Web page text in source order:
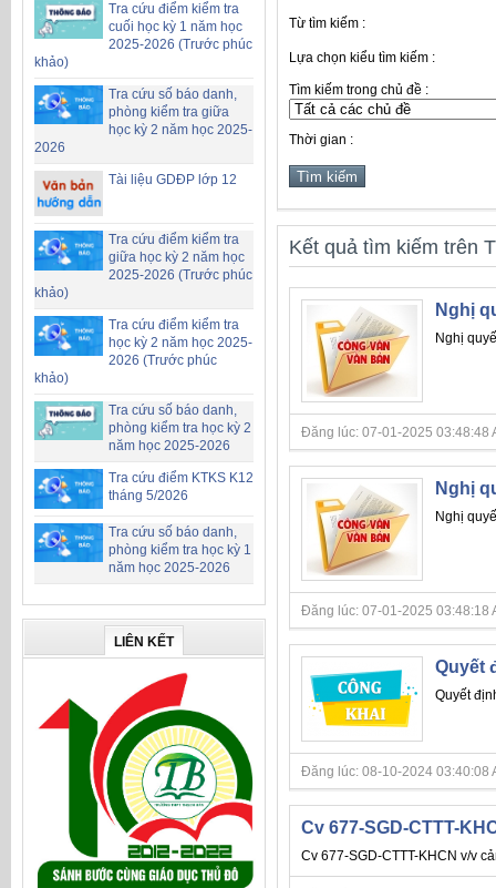
Tra cứu điểm kiểm tra
cuối học kỳ 1 năm học
2025-2026 (Trước phúc
khảo)
Tra cứu số báo danh,
phòng kiểm tra giữa
học kỳ 2 năm học 2025-
2026
Tài liệu GDĐP lớp 12
Tra cứu điểm kiểm tra
giữa học kỳ 2 năm học
2025-2026 (Trước phúc
khảo)
Tra cứu điểm kiểm tra
học kỳ 2 năm học 2025-
2026 (Trước phúc
khảo)
Tra cứu số báo danh,
phòng kiểm tra học kỳ 2
năm học 2025-2026
Tra cứu điểm KTKS K12
tháng 5/2026
Tra cứu số báo danh,
phòng kiểm tra học kỳ 1
năm học 2025-2026
LIÊN KẾT
Từ tìm kiếm :
Lựa chọn kiểu tìm kiếm :
Tìm kiếm trong chủ đề :
Thời gian :
Kết quả tìm kiếm trên
Nghị
Nghị
Đăng lúc: 07-01-2025 03:48:48
Nghị
Nghị
Đăng lúc: 07-01-2025 03:48:18
Quyết
Quyết
Đăng lúc: 08-10-2024 03:40:08
Cv 677-SGD-CTTT-
Cv 677-SGD-CTTT-KHCN v/v